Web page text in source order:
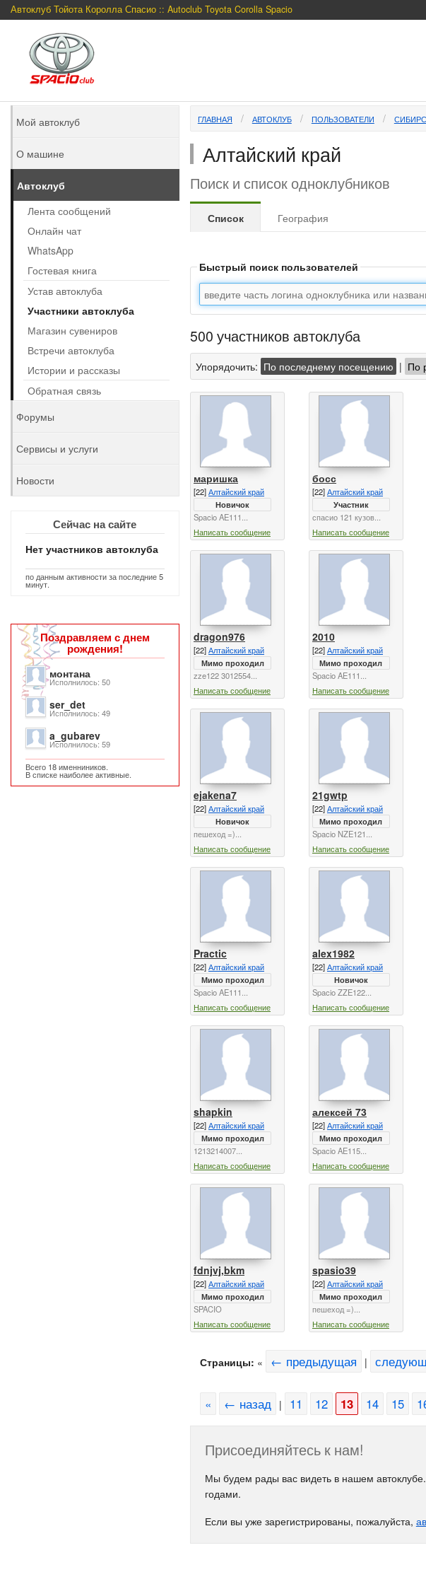
Автоклуб Тойота Королла Спасио :: Autoclub Toyota Corolla Spacio
ГЛАВНАЯ АВТОКЛУБ ПОЛЬЗОВАТЕЛИ
Алтайский край
Поиск и список одноклубников
Список География
Быстрый поиск пользователей
500 участников автоклуба
Упорядочить: По последнему посещению | По
маришка
[22]Алтайский край
Новичок
Spacio AE111...
Написать сообщение
босс
[22]Алтайский край
Участник
спасио 121 кузов...
Написать сообщение
dragon976
[22]Алтайский край
Мимо проходил
zze122 3012554...
Написать сообщение
2010
[22]Алтайский край
Мимо проходил
Spacio AE111...
Написать сообщение
ejakena7
[22]Алтайский край
Новичок
пешеход =)...
Написать сообщение
21gwtp
[22]Алтайский край
Мимо проходил
Spacio NZE121...
Написать сообщение
Practic
[22]Алтайский край
Мимо проходил
Spacio AE111...
Написать сообщение
alex1982
[22]Алтайский край
Новичок
Spacio ZZE122...
Написать сообщение
shapkin
[22]Алтайский край
Мимо проходил
1213214007...
Написать сообщение
алексей 73
[22]Алтайский край
Мимо проходил
Spacio AE115...
Написать сообщение
fdnjvj,bkm
[22]Алтайский край
Мимо проходил
SPACIO
Написать сообщение
spasio39
[22]Алтайский край
Мимо проходил
пешеход =)...
Написать сообщение
Страницы: « ← предыдущая |
« ← назад | 11 12 13 14 15
Присоединяйтесь к нам!
Мы будем рады вас видеть в нашем автоклубе.
годами.
Если вы уже зарегистрированы, пожалуйста,
Мой автоклуб
О машине
Автоклуб
Лента сообщений
Онлайн чат
WhatsApp
Гостевая книга
Устав автоклуба
Участники автоклуба
Магазин сувениров
Встречи автоклуба
Истории и рассказы
Обратная связь
Форумы
Сервисы и услуги
Новости
Сейчас на сайте
Нет участников автоклуба
по данным активности за последние 5
минут.
Поздравляем с днем
рождения!
монтана
Исполнилось: 50
ser_det
Исполнилось: 49
a_gubarev
Исполнилось: 59
Всего 18 именниников.
В списке наиболее активные.